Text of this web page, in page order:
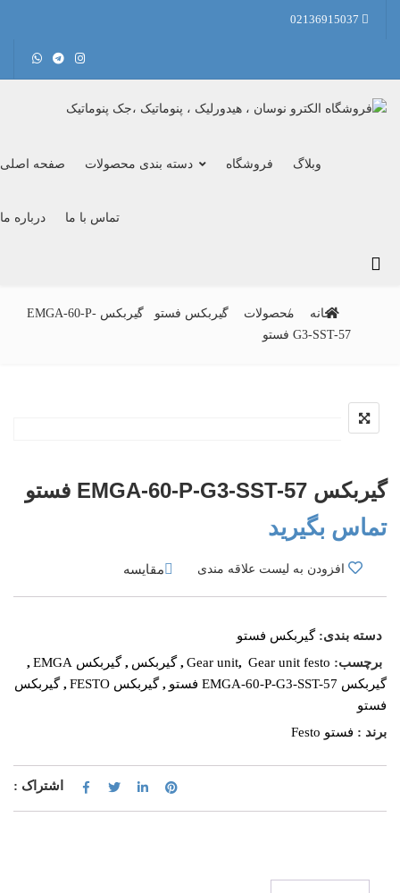
02136915037
صفحه اصلی دسته بندی محصولات فروشگاه وبلاگ
درباره ما تماس با ما
خانه محصولات گیربکس فستو
گیربکس EMGA-60-P-
G3-SST-57 فستو
گیربکس EMGA-60-P-G3-SST-57 فستو
تماس بگیرید
افزودن به لیست علاقه مندی مقایسه
دسته بندی: گیربکس فستو
برچسب:
Gear unit, Gear unit festo
,گیربکس ,گیربکس EMGA
,
گیربکس EMGA-60-P-G3-SST-57 فستو
,گیربکس FESTO ,گیربکس
فستو
برند : فستو Festo
اشتراک :